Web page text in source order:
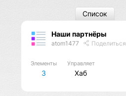
Наши партнёры
atom1477 Поделиться
Элементы
3
Управляет
Хаб
Список